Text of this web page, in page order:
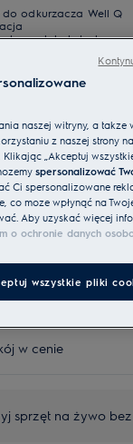
odkurzacza Well Q
cząstek stałych
wskazanego
do paczkomatu
(szacunkowy
w cenie
sprzęt na żywo
naszej witryny, a także
z naszej strony
„Akceptuj
spersonalizować
Ci spersonalizowane
co może wpłynąć na
Aby uzyskać więcej
o ochronie danych
wszystkie pliki